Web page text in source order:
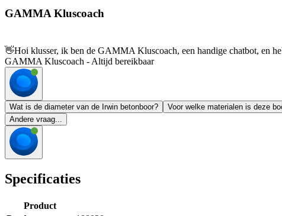
GAMMA Kluscoach
👋Hoi klusser, ik ben de GAMMA Kluscoach, een handige chatbot, en
GAMMA Kluscoach - Altijd bereikbaar
Wat is de diameter van de Irwin betonboor? Voor welke materialen is deze
Andere vraag...
Specificaties
Product